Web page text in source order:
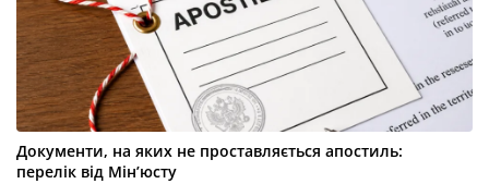
Документи, на яких не проставляється апостиль:
перелік від Мін’юсту